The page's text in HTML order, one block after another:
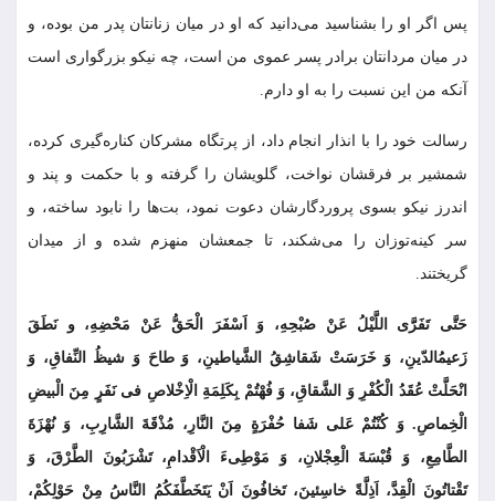
پس اگر او را بشناسید می‌دانید که او در میان زنانتان پدر من بوده، و
در میان مردانتان برادر پسر عموى من است، چه نیکو بزرگوارى است
آنکه من این نسبت را به او دارم.
رسالت خود را با انذار انجام داد، از پرتگاه مشرکان کناره‏‌گیرى کرده،
شمشیر بر فرقشان نواخت، گلویشان را گرفته و با حکمت و پند و
اندرز نیکو بسوى پروردگارشان دعوت نمود، بت‌ها را نابود ساخته، و
سر کینه‏‌توزان را مى‌‏شکند، تا جمعشان منهزم شده و از میدان
گریختند.
حَتَّى تَفَرََّى اللَّیْلُ عَنْ صُبْحِهِ، وَ اَسْفَرَ الْحَقُّ عَنْ مَحْضِهِ، و نَطَقَ
زَعیمُ‏الدّینِ، وَ خَرَسَتْ شَقاشِقُ الشَّیاطینِ، وَ طاحَ وَ شیظُ النِّفاقِ، وَ
انْحَلَّتْ عُقَدُ الْکُفْرِ وَ الشَّقاقِ، وَ فُهْتُمْ بِکَلِمَةِ الْاِخْلاصِ فی نَفَرٍ مِنَ الْبیضِ
الْخِماصِ. وَ کُنْتُمْ عَلى شَفا حُفْرَةٍ مِنَ النَّارِ، مُذْقَةَ الشَّارِبِ، وَ نُهْزَةَ
الطَّامِعِ، وَ قُبْسَةَ الْعِجْلانِ، وَ مَوْطِی‏ءَ الْاَقْدامِ، تَشْرَبُونَ الطَّرْقَ، وَ
تَقْتاتُونَ الْقِدَّ، اَذِلَّةً خاسِئینَ، تَخافُونَ اَنْ یَتَخَطَّفَکُمُ النَّاسُ مِنْ حَوْلِکُمْ،